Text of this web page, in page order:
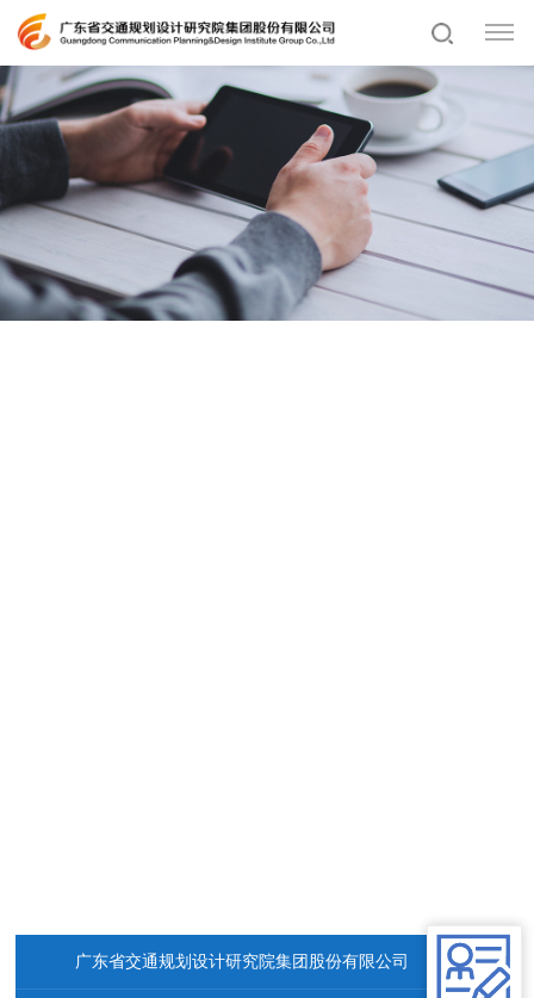
广东省交通规划设计研究院集团股份有限公司